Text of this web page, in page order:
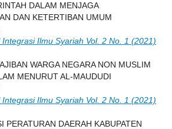
DALAM MENJAGA
DAN KETERTIBAN UMUM
Ilmu Syariah Vol. 2 No. 1 (2021)
WARGA NEGARA NON MUSLIM
MENURUT AL-MAUDUDI
Ilmu Syariah Vol. 2 No. 1 (2021)
PERATURAN DAERAH KABUPATEN